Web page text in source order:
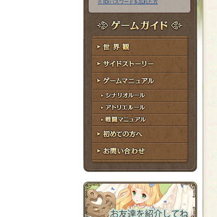
ア
ド
レ
ス
ー
ド
※ ID/パスワードを忘れた方
ゲームガイド
世界観
サイドストーリー
ゲームマニュアル
シナリオルール
アトリエルール
戦闘マニュアル
初めての方へ
お問い合わせ